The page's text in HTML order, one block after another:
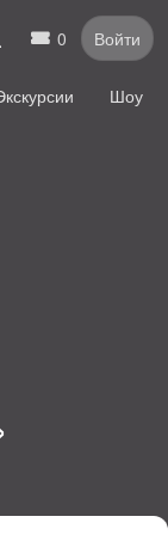
0 Войти
Шоу